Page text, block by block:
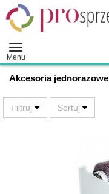
Menu
Akcesoria jednorazowe